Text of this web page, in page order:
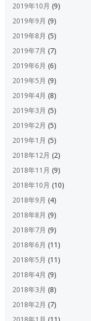
2019年10月 (9)
2019年9月 (9)
2019年8月 (5)
2019年7月 (7)
2019年6月 (6)
2019年5月 (9)
2019年4月 (8)
2019年3月 (5)
2019年2月 (5)
2019年1月 (5)
2018年12月 (2)
2018年11月 (9)
2018年10月 (10)
2018年9月 (4)
2018年8月 (9)
2018年7月 (9)
2018年6月 (11)
2018年5月 (11)
2018年4月 (9)
2018年3月 (8)
2018年2月 (7)